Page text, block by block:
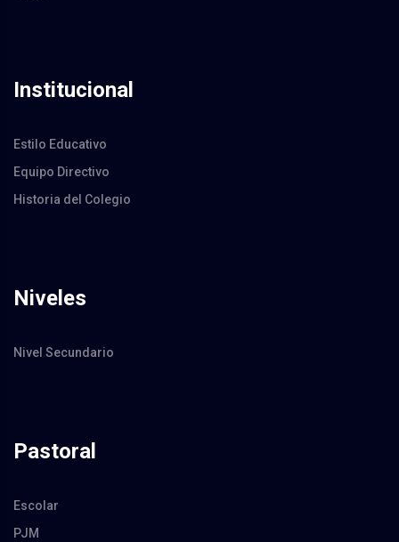
Institucional
Estilo Educativo
Equipo Directivo
Historia del Colegio
Niveles
Nivel Secundario
Pastoral
Escolar
PJM